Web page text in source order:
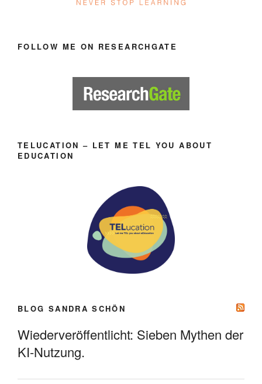
FOLLOW ME ON RESEARCHGATE
TELUCATION – LET ME TEL YOU ABOUT
EDUCATION
BLOG SANDRA SCHÖN
Wiederveröffentlicht: Sieben Mythen der
KI-Nutzung.